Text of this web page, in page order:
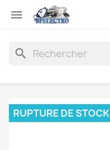

search
RUPTURE DE STOCK